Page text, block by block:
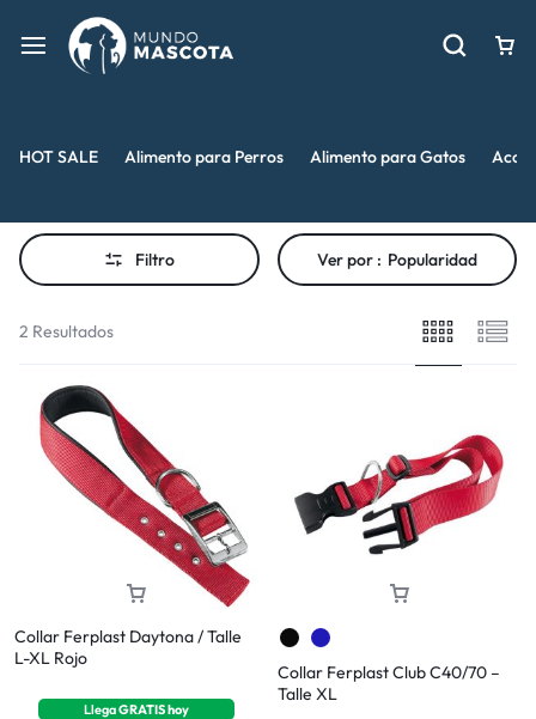
HOT SALE Alimento para Perros Alimento para Gatos
Filtro Ver por : Popularidad
2 Resultados
Collar Ferplast Daytona / Talle
L-XL Rojo
LlegaGRATIShoy
Collar Ferplast Club C40/70 –
Talle XL